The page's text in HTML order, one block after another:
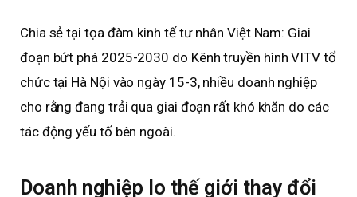
Chia sẻ tại tọa đàm kinh tế tư nhân Việt Nam: Giai
đoạn bứt phá 2025-2030 do Kênh truyền hình VITV tổ
chức tại Hà Nội vào ngày 15-3, nhiều doanh nghiệp
cho rằng đang trải qua giai đoạn rất khó khăn do các
tác động yếu tố bên ngoài.
Doanh nghiệp lo thế giới thay đổi